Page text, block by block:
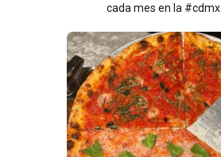
cada mes en la #cdmx